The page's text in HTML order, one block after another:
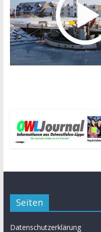
Seiten
Datenschutzerklärung